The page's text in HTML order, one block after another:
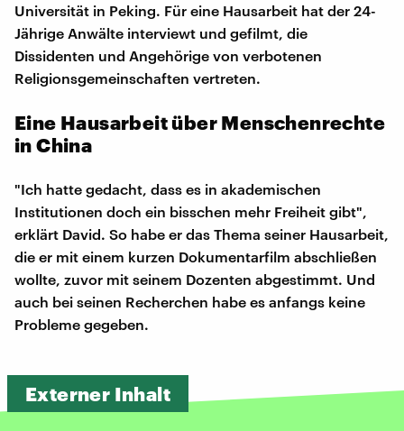
Universität in Peking. Für eine Hausarbeit hat der 24-
Jährige Anwälte interviewt und gefilmt, die
Dissidenten und Angehörige von verbotenen
Religionsgemeinschaften vertreten.
Eine Hausarbeit über Menschenrechte
in China
"Ich hatte gedacht, dass es in akademischen
Institutionen doch ein bisschen mehr Freiheit gibt",
erklärt David. So habe er das Thema seiner Hausarbeit,
die er mit einem kurzen Dokumentarfilm abschließen
wollte, zuvor mit seinem Dozenten abgestimmt. Und
auch bei seinen Recherchen habe es anfangs keine
Probleme gegeben.
Externer Inhalt